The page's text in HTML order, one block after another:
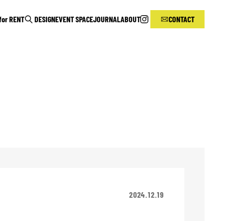
RENT DESIGNEVENT SPACEJOURNAL ABOUT CONTACT
2024.12.19